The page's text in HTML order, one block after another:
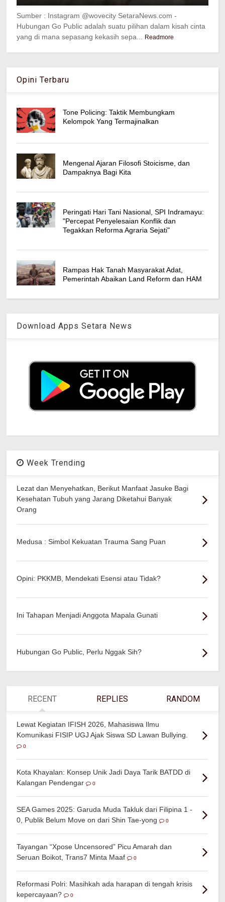
Sumber : Instagram @wovecity SetaraNews.com -
Hubungan Go Public adalah suatu pilihan dalam kisah cinta
yang di mana sepasang kekasih sepa...
Readmore
Opini Terbaru
Tone Policing: Taktik Membungkam
Kelompok Yang Termajinalkan
Mengenal Ajaran Filosofi Stoicisme, dan
Dampaknya Bagi Kita
Peringati Hari Tani Nasional, SPI Indramayu:
"Percepat Penyelesaian Konflik dan
Tegakkan Reforma Agraria Sejati"
Rampas Hak Tanah Masyarakat Adat,
Pemerintah Abaikan Land Reform dan HAM
Download Apps Setara News
Week Trending
Lezat dan Menyehatkan, Berikut Manfaat Jasuke Bagi
Kesehatan Tubuh yang Jarang Diketahui Banyak
Orang
Medusa : Simbol Kekuatan Trauma Sang Puan
Opini: PKKMB, Mendekati Esensi atau Tidak?
Ini Tahapan Menjadi Anggota Mapala Gunati
Hubungan Go Public, Perlu Nggak Sih?
RECENT REPLIES RANDOM
Lewat Kegiatan IFISH 2026, Mahasiswa Ilmu
Komunikasi FISIP UGJ Ajak Siswa SD Lawan Bullying.
0
Kota Khayalan: Konsep Unik Jadi Daya Tarik BATDD di
Kalangan Pendengar
0
SEA Games 2025: Garuda Muda Takluk dari Filipina 1 -
0, Publik Belum Move on dari Shin Tae-yong
0
Tayangan “Xpose Uncensored” Picu Amarah dan
Seruan Boikot, Trans7 Minta Maaf
0
Reformasi Polri: Masihkah ada harapan di tengah krisis
kepercayaan?
0